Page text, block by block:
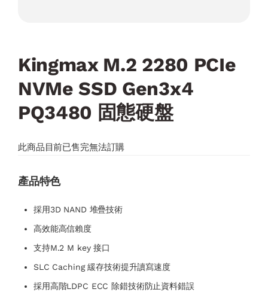
Kingmax M.2 2280 PCIe
NVMe SSD Gen3x4
PQ3480 固態硬盤
此商品目前已售完無法訂購
產品特色
採用3D NAND 堆疊技術
高效能高信賴度
支持M.2 M key 接口
SLC Caching 緩存技術提升讀寫速度
採用高階LDPC ECC 除錯技術防止資料錯誤